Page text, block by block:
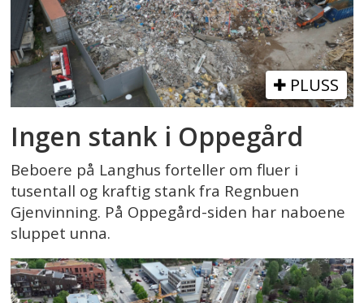
PLUSS
Ingen stank i Oppegård
Beboere på Langhus forteller om fluer i
tusentall og kraftig stank fra Regnbuen
Gjenvinning. På Oppegård-siden har naboene
sluppet unna.